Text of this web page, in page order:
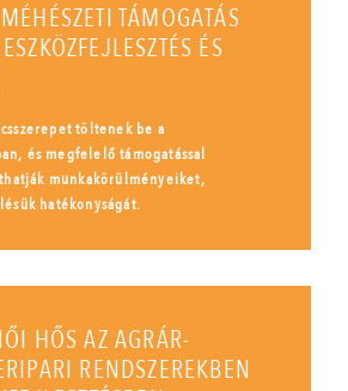
TÁMOGATÁS
ÉS
töltenek be a
és megfelelő támogatással
munkakörülményeiket,
hatékonyságát.
HŐS AZ AGRÁR-
RENDSZEREKBEN